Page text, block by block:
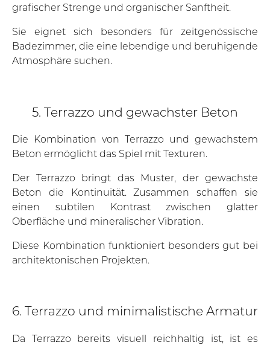
grafischer Strenge und organischer Sanftheit.
Sie eignet sich besonders für zeitgenössische
Badezimmer, die eine lebendige und beruhigende
Atmosphäre suchen.
5. Terrazzo und gewachster Beton
Die Kombination von Terrazzo und gewachstem
Beton ermöglicht das Spiel mit Texturen.
Der Terrazzo bringt das Muster, der gewachste
Beton die Kontinuität. Zusammen schaffen sie
einen subtilen Kontrast zwischen glatter
Oberfläche und mineralischer Vibration.
Diese Kombination funktioniert besonders gut bei
architektonischen Projekten.
6. Terrazzo und minimalistische Armatur
Da Terrazzo bereits visuell reichhaltig ist, ist es